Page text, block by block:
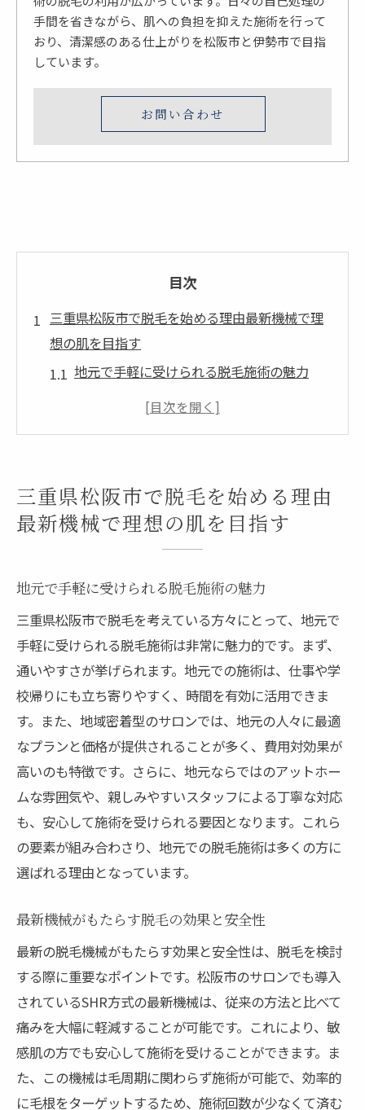
手間を省きながら、肌への負担を抑えた施術を行って
おり、清潔感のある仕上がりを松阪市と伊勢市で目指
しています。
お問い合わせ
目次
三重県松阪市で脱毛を始める理由最新機械で理
想の肌を目指す
地元で手軽に受けられる脱毛施術の魅力
最新機械がもたらす脱毛の効果と安全性
松阪市の脱毛事情とその進化
女性に人気の理由はここにある
SHR方式とは？その基本原理を理解する
痛みの少ない施術でリラックス脱毛
敏感肌に優しい理由とその効果
SHR方式が脱毛体験を変える
肌トラブルを防ぐための技術
従来の脱毛法との違いを知る
忙しい日常にぴったり短時間施術で通いやすい
プラン
時短で美肌を手に入れる新常識
短時間で効果を実感する秘訣
忙しい方におすすめの予約プラン
短時間施術のメリットとその背景
最新技術を駆使した安全性と効果抜群の脱毛施
術
最新技術で実現する高い安全性
施術効果を最大化するためのポイント
安全に配慮した脱毛マシンの選び方
三重県松阪市で脱毛を始める理由
最新機械で理想の肌を目指す
地元で手軽に受けられる脱毛施術の魅力
三重県松阪市で脱毛を考えている方々にとって、地元で
手軽に受けられる脱毛施術は非常に魅力的です。まず、
通いやすさが挙げられます。地元での施術は、仕事や学
校帰りにも立ち寄りやすく、時間を有効に活用できま
す。また、地域密着型のサロンでは、地元の人々に最適
なプランと価格が提供されることが多く、費用対効果が
高いのも特徴です。さらに、地元ならではのアットホー
ムな雰囲気や、親しみやすいスタッフによる丁寧な対応
も、安心して施術を受けられる要因となります。これら
の要素が組み合わさり、地元での脱毛施術は多くの方に
選ばれる理由となっています。
最新機械がもたらす脱毛の効果と安全性
最新の脱毛機械がもたらす効果と安全性は、脱毛を検討
する際に重要なポイントです。松阪市のサロンでも導入
されているSHR方式の最新機械は、従来の方法と比べて
痛みを大幅に軽減することが可能です。これにより、敏
感肌の方でも安心して施術を受けることができます。ま
た、この機械は毛周期に関わらず施術が可能で、効率的
に毛根をターゲットするため、施術回数が少なくて済む